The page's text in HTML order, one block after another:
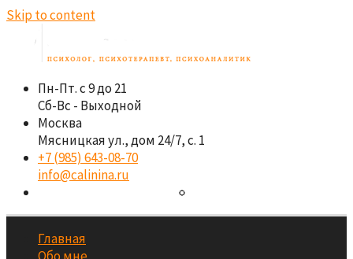
Skip to content
Пн-Пт. с 9 до 21
Сб-Вс - Выходной
Москва
Мясницкая ул., дом 24/7, с. 1
+7 (985) 643-08-70
info@calinina.ru
Главная